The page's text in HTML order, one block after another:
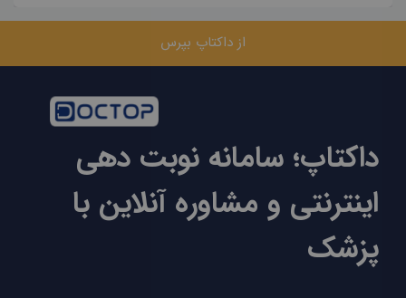
از داکتاپ بپرس
داکتاپ؛ سامانه نوبت دهی
اینترنتی و مشاوره آنلاین با
پزشک